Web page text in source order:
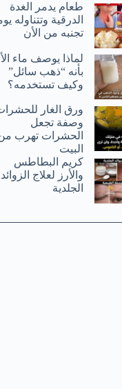
طعام يدمر الغدة
الدرقية وتتناوله
تجنبه من الأن
لماذا يوصف ماء
بأنه “ذهب سائل”
وكيف تستخدمه؟
ورق الغار
وصفة تجعل
الحشرات تهرب
البيت
كريم البطاطس
والأرز لعلاج الزوائد
الجلدية